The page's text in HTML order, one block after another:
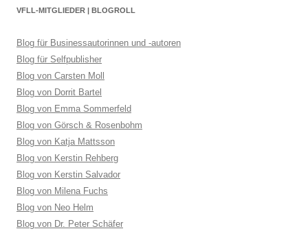
VFLL-MITGLIEDER | BLOGROLL
Blog für Businessautorinnen und -autoren
Blog für Selfpublisher
Blog von Carsten Moll
Blog von Dorrit Bartel
Blog von Emma Sommerfeld
Blog von Görsch & Rosenbohm
Blog von Katja Mattsson
Blog von Kerstin Rehberg
Blog von Kerstin Salvador
Blog von Milena Fuchs
Blog von Neo Helm
Blog von Dr. Peter Schäfer